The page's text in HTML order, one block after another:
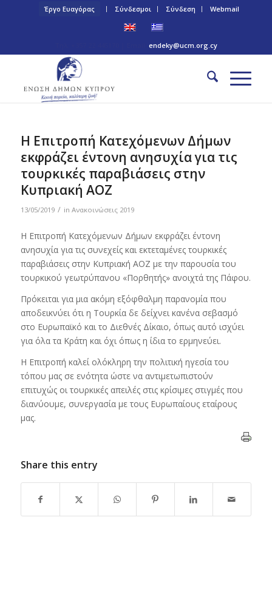
Έργο Ευαγόρας Σύνδεσμοι Σύνδεση Webmail
endeky@ucm.org.cy
Η Επιτροπή Κατεχόμενων Δήμων
εκφράζει έντονη ανησυχία για τις
τουρκικές παραβιάσεις στην
Κυπριακή ΑΟΖ
13/05/2019 / in Ανακοινώσεις 2019
Η Επιτροπή Κατεχόμενων Δήμων εκφράζει έντονη
ανησυχία για τις συνεχείς και εκτεταμένες τουρκικές
παραβιάσεις στην Κυπριακή ΑΟΖ με την παρουσία του
τουρκικού γεωτρύπανου «Πορθητής» ανοιχτά της Πάφου.
Πρόκειται για μια ακόμη εξόφθαλμη παρανομία που
αποδεικνύει ότι η Τουρκία δε δείχνει κανένα σεβασμό
στο Ευρωπαϊκό και το Διεθνές Δίκαιο, όπως αυτό ισχύει
για όλα τα Κράτη και όχι όπως η ίδια το ερμηνεύει.
Η Επιτροπή καλεί ολόκληρη την πολιτική ηγεσία του
τόπου μας σε ενότητα ώστε να αντιμετωπιστούν
επιτυχώς οι τουρκικές απειλές στις κρίσιμες στιγμές που
διανύουμε, συνεργασία με τους Ευρωπαίους εταίρους
μας.
Share this entry